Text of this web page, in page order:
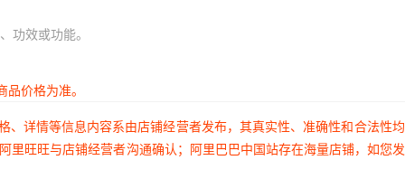
功效或功能。
价格为准。
详情等信息内容系由店铺经营者发布，其真实性、准确性和合法性
旺旺与店铺经营者沟通确认；阿里巴巴中国站存在海量店铺，如您